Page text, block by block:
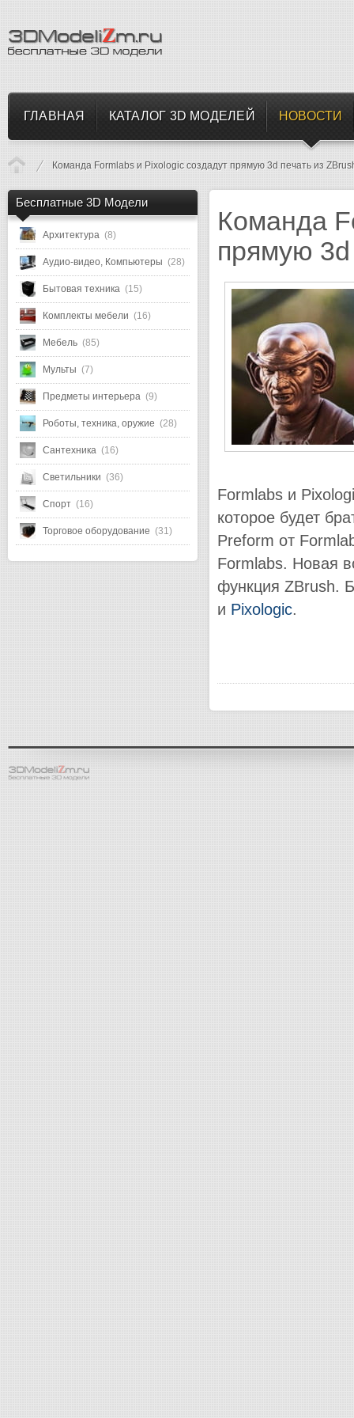
ГЛАВНАЯ КАТАЛОГ 3D МОДЕЛЕЙ НОВОСТИ
Команда Formlabs и Pixologic создадут прямую 3d печать из
Бесплатные 3D Модели
Архитектура (8)
Аудио-видео, Компьютеры (28)
Бытовая техника (15)
Комплекты мебели (16)
Мебель (85)
Мульты (7)
Предметы интерьера (9)
Роботы, техника, оружие (28)
Сантехника (16)
Светильники (36)
Спорт (16)
Торговое оборудование (31)
Команда
прямую 3d
Formlabs и
которое будет
Preform от
Formlabs. Новая
функция ZBrush.
и Pixologic.